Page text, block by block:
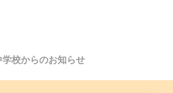
校からのお知らせ